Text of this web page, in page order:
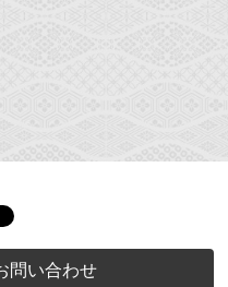
問い合わせ